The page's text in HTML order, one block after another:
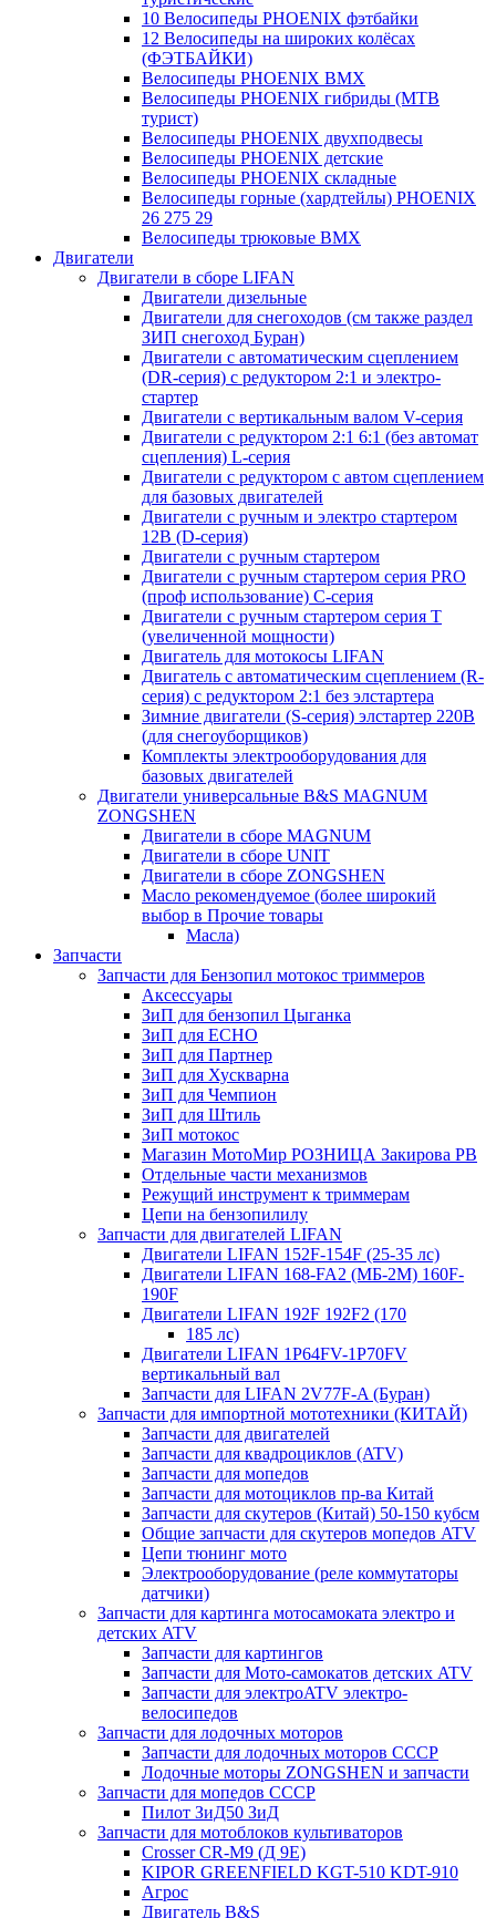
10 Велосипеды PHOENIX фэтбайки
12 Велосипеды на широких колёсах
(ФЭТБАЙКИ)
Велосипеды PHOENIX BMX
Велосипеды PHOENIX гибриды (MTB
турист)
Велосипеды PHOENIX двухподвесы
Велосипеды PHOENIX детские
Велосипеды PHOENIX складные
Велосипеды горные (хардтейлы) PHOENIX
26 275 29
Велосипеды трюковые BMX
Двигатели
Двигатели в сборе LIFAN
Двигатели дизельные
Двигатели для снегоходов (см также раздел
ЗИП снегоход Буран)
Двигатели с автоматическим сцеплением
(DR-серия) с редуктором 2:1 и электро-
стартер
Двигатели с вертикальным валом V-серия
Двигатели с редуктором 2:1 6:1 (без автомат
сцепления) L-серия
Двигатели с редуктором с автом сцеплением
для базовых двигателей
Двигатели с ручным и электро стартером
12В (D-серия)
Двигатели с ручным стартером
Двигатели с ручным стартером серия PRO
(проф использование) C-серия
Двигатели с ручным стартером серия Т
(увеличенной мощности)
Двигатель для мотокосы LIFAN
Двигатель с автоматическим сцеплением (R-
серия) с редуктором 2:1 без элстартера
Зимние двигатели (S-серия) элстартер 220В
(для снегоуборщиков)
Комплекты электрооборудования для
базовых двигателей
Двигатели универсальные B&S MAGNUM
ZONGSHEN
Двигатели в сборе MAGNUM
Двигатели в сборе UNIT
Двигатели в сборе ZONGSHEN
Масло рекомендуемое (более широкий
выбор в Прочие товары
Масла)
Запчасти
Запчасти для Бензопил мотокос триммеров
Аксессуары
ЗиП для бензопил Цыганка
ЗиП для ЕСНО
ЗиП для Партнер
ЗиП для Хускварна
ЗиП для Чемпион
ЗиП для Штиль
ЗиП мотокос
Магазин МотоМир РОЗНИЦА Закирова РВ
Отдельные части механизмов
Режущий инструмент к триммерам
Цепи на бензопилилу
Запчасти для двигателей LIFAN
Двигатели LIFAN 152F-154F (25-35 лс)
Двигатели LIFAN 168-FA2 (МБ-2М) 160F-
190F
Двигатели LIFAN 192F 192F2 (170
185 лс)
Двигатели LIFAN 1Р64FV-1Р70FV
вертикальный вал
Запчасти для LIFAN 2V77F-A (Буран)
Запчасти для импортной мототехники (КИТАЙ)
Запчасти для двигателей
Запчасти для квадроциклов (ATV)
Запчасти для мопедов
Запчасти для мотоциклов пр-ва Китай
Запчасти для скутеров (Китай) 50-150 кубсм
Общие запчасти для скутеров мопедов ATV
Цепи тюнинг мото
Электрооборудование (реле коммутаторы
датчики)
Запчасти для картинга мотосамоката электро и
детских ATV
Запчасти для картингов
Запчасти для Мото-самокатов детских ATV
Запчасти для электроATV электро-
велосипедов
Запчасти для лодочных моторов
Запчасти для лодочных моторов СССР
Лодочные моторы ZONGSHEN и запчасти
Запчасти для мопедов СССР
Пилот ЗиД50 ЗиД
Запчасти для мотоблоков культиваторов
Crosser CR-M9 (Д 9Е)
KIPOR GREENFIELD KGT-510 KDT-910
Агрос
Двигатель B&S